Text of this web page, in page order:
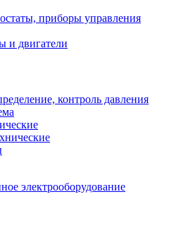
приборы управления
и двигатели
контроль давления
электрооборудование